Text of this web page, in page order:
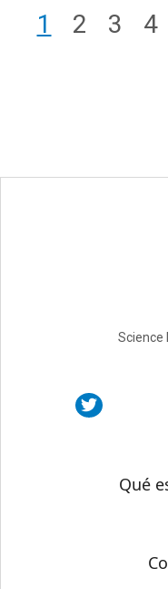
Page
1 Page
2 Page
3 4
Science
Sobre SMC
Qué